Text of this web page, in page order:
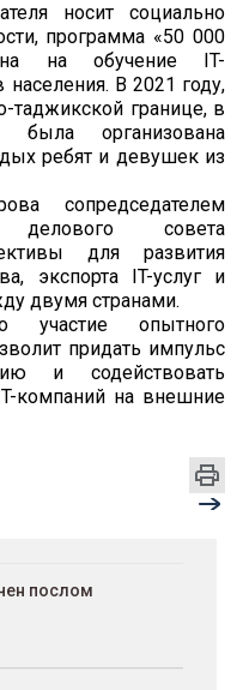
носит социально
программа «50 000
на обучение IT-
В 2021 году,
таджикской границе, в
организована
ребят и девушек из
сопредседателем
делового совета
для развития
экспорта IT-услуг и
двумя странами.
участие опытного
придать импульс
и содействовать
компаний на внешние
послом